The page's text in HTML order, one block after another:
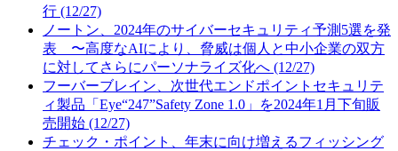
行 (12/27)
ノートン、2024年のサイバーセキュリティ予測5選を発
表 〜高度なAIにより、脅威は個人と中小企業の双方
に対してさらにパーソナライズ化へ (12/27)
フーバーブレイン、次世代エンドポイントセキュリテ
ィ製品「Eye“247”Safety Zone 1.0」を2024年1月下旬販
売開始 (12/27)
チェック・ポイント、年末に向け増えるフィッシング